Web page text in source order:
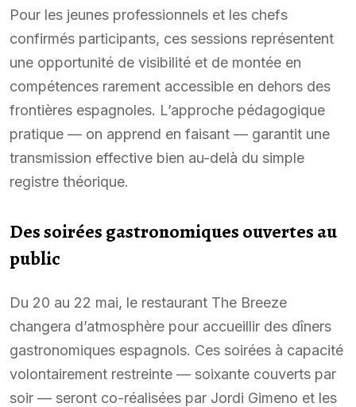
Pour les jeunes professionnels et les chefs
confirmés participants, ces sessions représentent
une opportunité de visibilité et de montée en
compétences rarement accessible en dehors des
frontières espagnoles. L’approche pédagogique
pratique — on apprend en faisant — garantit une
transmission effective bien au-delà du simple
registre théorique.
Des soirées gastronomiques ouvertes au
public
Du 20 au 22 mai, le restaurant The Breeze
changera d’atmosphère pour accueillir des dîners
gastronomiques espagnols. Ces soirées à capacité
volontairement restreinte — soixante couverts par
soir — seront co-réalisées par Jordi Gimeno et les